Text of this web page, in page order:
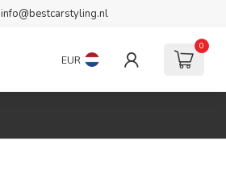
info@bestcarstyling.nl
EUR
0